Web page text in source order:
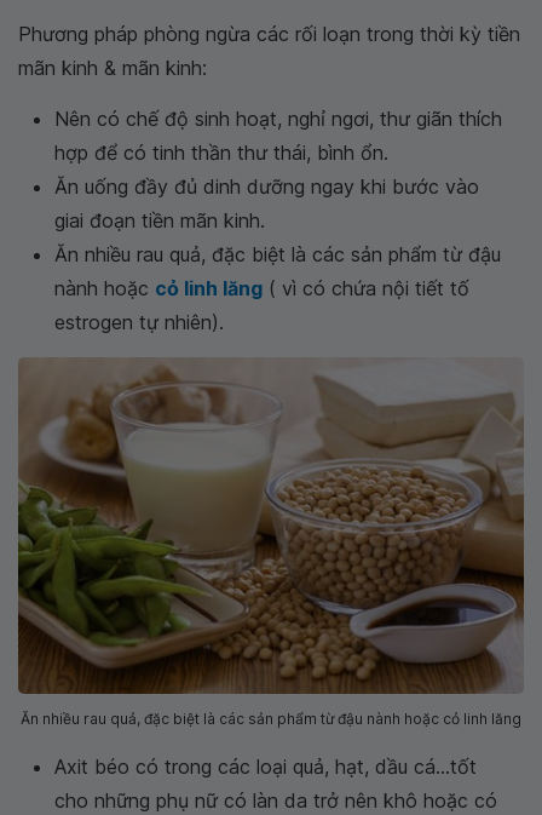
Phương pháp phòng ngừa các rối loạn trong thời kỳ tiền
mãn kinh & mãn kinh:
Nên có chế độ sinh hoạt, nghỉ ngơi, thư giãn thích
hợp để có tinh thần thư thái, bình ổn.
Ăn uống đầy đủ dinh dưỡng ngay khi bước vào
giai đoạn tiền mãn kinh.
Ăn nhiều rau quả, đặc biệt là các sản phẩm từ đậu
nành hoặc cỏ linh lăng ( vì có chứa nội tiết tố
estrogen tự nhiên).
Ăn nhiều rau quả, đặc biệt là các sản phẩm từ đậu nành hoặc cỏ linh lăng
Axit béo có trong các loại quả, hạt, dầu cá...tốt
cho những phụ nữ có làn da trở nên khô hoặc có